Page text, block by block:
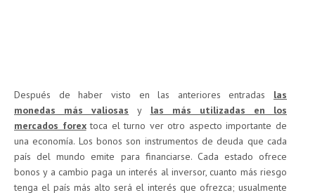
Después de haber visto en las anteriores entradas las
monedas más valiosas y las más utilizadas en los
mercados forextoca el turno ver otro aspecto importante de
una economía. Los bonos son instrumentos de deuda que cada
país del mundo emite para financiarse. Cada estado ofrece
bonos y a cambio paga un interés al inversor, cuanto más riesgo
tenga el país más alto será el interés que ofrezca; usualmente